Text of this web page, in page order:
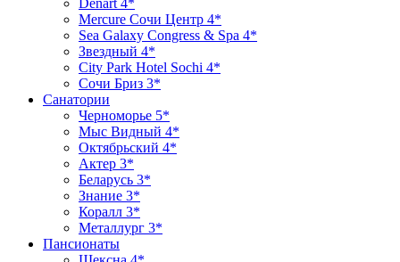
Denart 4*
Mercure Сочи Центр 4*
Sea Galaxy Congress & Spa 4*
Звездный 4*
City Park Hotel Sochi 4*
Сочи Бриз 3*
Санатории
Черноморье 5*
Мыс Видный 4*
Октябрьский 4*
Актер 3*
Беларусь 3*
Знание 3*
Коралл 3*
Металлург 3*
Пансионаты